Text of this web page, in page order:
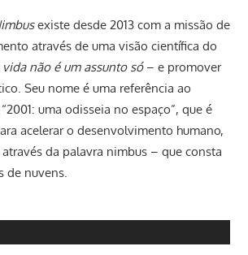
existe desde 2013 com a missão de
através de uma visão científica do
vida não é um assunto só– e promover
Seu nome é uma referência ao
uma odisseia no espaço”, que é
acelerar o desenvolvimento humano,
da palavra nimbus – que consta
de nuvens.